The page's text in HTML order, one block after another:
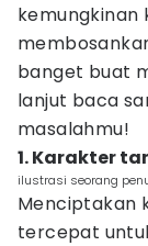
banget buat
lanjut baca
masalahmu!
1. Karakter
ilustrasi seorang
Menciptakan
tercepat